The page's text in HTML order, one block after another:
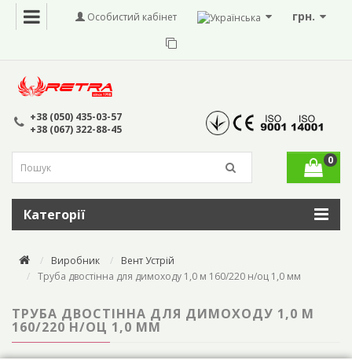
грн.
Особистий кабінет
+38 (050) 435-03-57
+38 (067) 322-88-45
0
Категорії
Виробник
Вент Устрій
Труба двостінна для димоходу 1,0 м 160/220 н/оц 1,0 мм
ТРУБА ДВОСТІННА ДЛЯ ДИМОХОДУ 1,0 М
160/220 Н/ОЦ 1,0 ММ